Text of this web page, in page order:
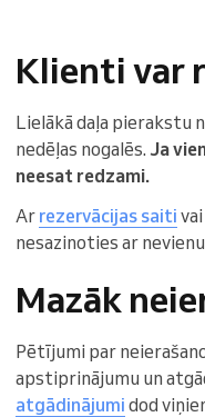
Klienti var
Lielākā daļa pierakstu
nedēļas nogalēs. Ja
neesat redzami.
Ar rezervācijas saiti vai
nesazinoties ar
Mazāk
Pētījumi par
apstiprinājumu un
atgādinājumi dod